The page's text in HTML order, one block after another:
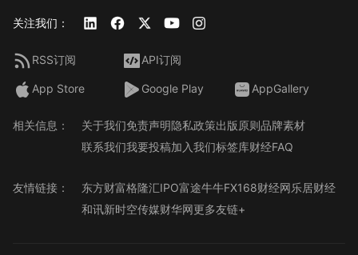
关注我们：
RSS订阅 API订阅
App Store Google Play AppGallery
相关信息： 关于我们免责声明隐私政策出版原则品牌素材
联系我们我要投稿加入我们标签库财经FAQ
友情链接： 东方财富格隆汇IPO富途牛牛FX168财经网乐居财经
和讯新时空传媒财华网更多友链+